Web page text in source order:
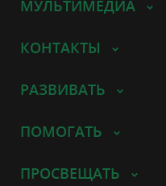
МУЛЬТИМЕДИА
КОНТАКТЫ
РАЗВИВАТЬ
ПОМОГАТЬ
ПРОСВЕЩАТЬ